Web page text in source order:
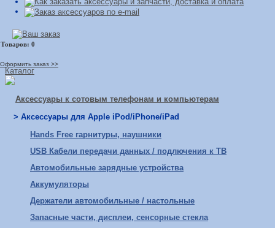
Оформить заказ >>
Каталог
Аксессуары к сотовым телефонам и компьютерам
> Аксессуары для Apple iPod/iPhone/iPad
Hands Free гарнитуры, наушники
USB Кабели передачи данных / подлючения к ТВ
Автомобильные зарядные устройства
Аккумуляторы
Держатели автомобильные / настольные
Запасные части, дисплеи, сенсорные стекла